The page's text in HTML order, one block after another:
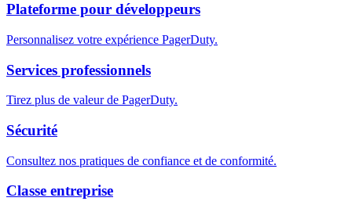
Plateforme pour développeurs
Personnalisez votre expérience PagerDuty.
Services professionnels
Tirez plus de valeur de PagerDuty.
Sécurité
Consultez nos pratiques de confiance et de conformité.
Classe entreprise